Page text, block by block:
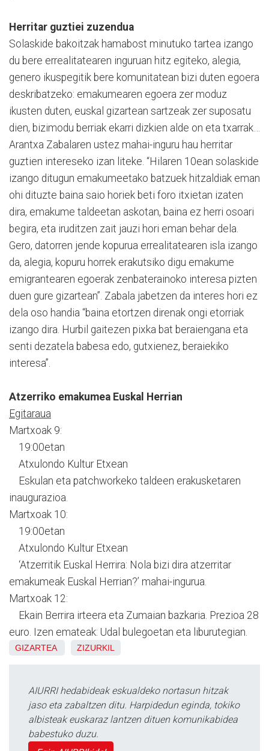
Herritar guztiei zuzendua
Solaskide bakoitzak hamabost minutuko tartea izango
du bere errealitatearen inguruan hitz egiteko, alegia,
genero ikuspegitik bere komunitatean bizi duten egoera
deskribatzeko: emakumearen egoera zer moduz
ikusten duten, euskal gizartean sartzeak zer suposatu
dien, bizimodu berriak ekarri dizkien alde on eta txarrak…
Arantxa Zabalaren ustez mahai-inguru hau herritar
guztien intereseko izan liteke. “Hilaren 10ean solaskide
izango ditugun emakumeetako batzuek hitzaldiak eman
ohi dituzte baina saio horiek beti foro itxietan izaten
dira, emakume taldeetan askotan, baina ez herri osoari
begira, eta iruditzen zait jauzi hori eman behar dela.
Gero, datorren jende kopurua errealitatearen isla izango
da, alegia, kopuru horrek erakutsiko digu emakume
emigrantearen egoerak zenbaterainoko interesa pizten
duen gure gizartean”. Zabala jabetzen da interes hori ez
dela oso handia “baina etortzen direnak ongi etorriak
izango dira. Hurbil gaitezen pixka bat beraiengana eta
senti dezatela babesa edo, gutxienez, beraiekiko
interesa”.
Atzerriko emakumea Euskal Herrian
Egitaraua
Martxoak 9:
19:00etan
Atxulondo Kultur Etxean
Eskulan eta patchworkeko taldeen erakusketaren
inaugurazioa.
Martxoak 10:
19:00etan
Atxulondo Kultur Etxean
‘Atzerritik Euskal Herrira: Nola bizi dira atzerritar
emakumeak Euskal Herrian?’ mahai-ingurua.
Martxoak 12:
Ekain Berrira irteera eta Zumaian bazkaria. Prezioa 28
euro. Izen emateak: Udal bulegoetan eta liburutegian.
GIZARTEA ZIZURKIL
AIURRI hedabideak eskualdeko nortasun hitzak
jaso eta zabaltzen ditu. Harpidedun eginda, tokiko
albisteak euskaraz lantzen dituen komunikabidea
babestuko duzu.